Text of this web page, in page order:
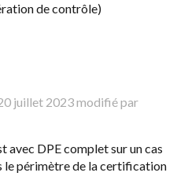
de contrôle)
juillet 2023 modifié par
avec DPE complet sur un cas
le périmètre de la certification